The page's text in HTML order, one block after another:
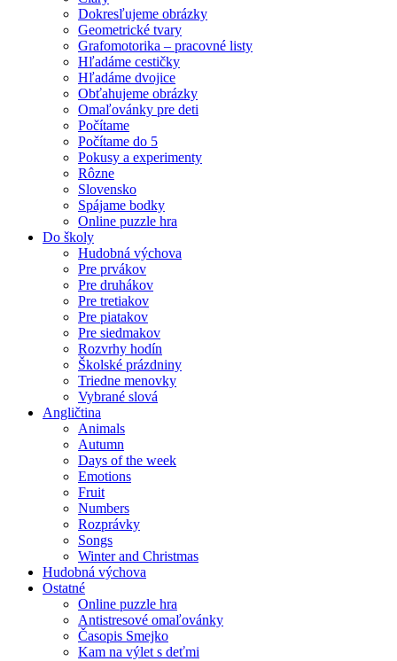
Dokresľujeme obrázky
Geometrické tvary
Grafomotorika – pracovné listy
Hľadáme cestičky
Hľadáme dvojice
Obťahujeme obrázky
Omaľovánky pre deti
Počítame
Počítame do 5
Pokusy a experimenty
Rôzne
Slovensko
Spájame bodky
Online puzzle hra
Do školy
Hudobná výchova
Pre prvákov
Pre druhákov
Pre tretiakov
Pre piatakov
Pre siedmakov
Rozvrhy hodín
Školské prázdniny
Triedne menovky
Vybrané slová
Angličtina
Animals
Autumn
Days of the week
Emotions
Fruit
Numbers
Rozprávky
Songs
Winter and Christmas
Hudobná výchova
Ostatné
Online puzzle hra
Antistresové omaľovánky
Časopis Smejko
Kam na výlet s deťmi